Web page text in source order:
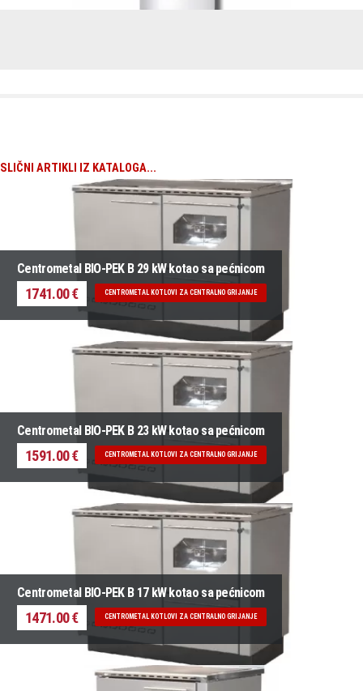
SLIČNI ARTIKLI IZ KATALOGA...
Centrometal BIO-PEK B 29 kW kotao sa pećnicom
1741.00 € CENTROMETAL KOTLOVI ZA CENTRALNO GRIJANJE
Centrometal BIO-PEK B 23 kW kotao sa pećnicom
1591.00 € CENTROMETAL KOTLOVI ZA CENTRALNO GRIJANJE
Centrometal BIO-PEK B 17 kW kotao sa pećnicom
1471.00 € CENTROMETAL KOTLOVI ZA CENTRALNO GRIJANJE